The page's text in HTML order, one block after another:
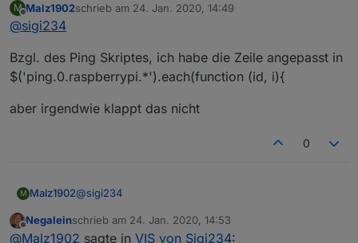
kannst du bitte die Ping Seite einstellen?
VIEW_PING.txt
Skript von @liv-in-sky:
Skript_NT_ping.txt
name-eines-state-in-vis-anzeigen
M
Offline
Malz1902schrieb am 24. Jan. 2020, 14:49
zuletzt editiert von
@sigi234
Bzgl. des Ping Skriptes, ich habe die Zeile angepasst in
$('ping.0.raspberrypi.*').each(function (id, i){
aber irgendwie klappt das nicht
0
M Malz1902@sigi234
Bzgl. des Ping Skriptes, ich habe die Zeile angepasst
in
Offline
Negaleinschrieb am 24. Jan. 2020, 14:53
zuletzt editiert von
@Malz1902 sagte in VIS von Sigi234: